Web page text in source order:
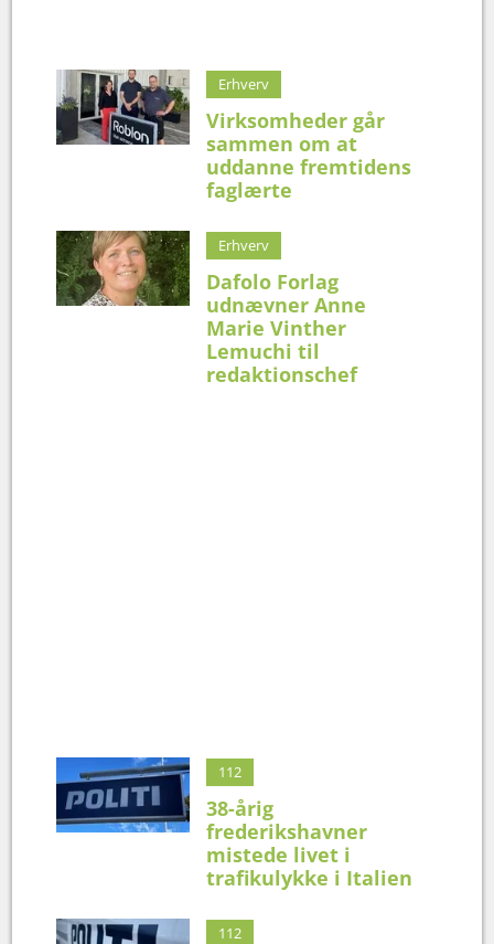
Erhverv
Virksomheder går
sammen om at
uddanne fremtidens
faglærte
Erhverv
Dafolo Forlag
udnævner Anne
Marie Vinther
Lemuchi til
redaktionschef
112
38-årig
frederikshavner
mistede livet i
trafikulykke i Italien
112